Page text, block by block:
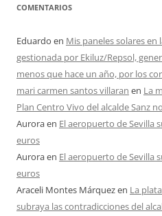
COMENTARIOS
Eduardo en Mis paneles solares en
gestionada por Ekiluz/Repsol,
menos que hace un año, por los
mari carmen santos villaran en La
Plan Centro Vivo del alcalde Sanz
Auroraen El aeropuerto de Sevilla
euros
Auroraen El aeropuerto de Sevilla
euros
Araceli Montes Márquezen La
subraya las contradicciones del